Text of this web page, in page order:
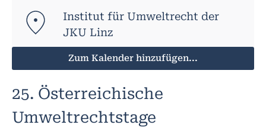
Institut für Umweltrecht der
JKU Linz
Zum Kalender hinzufügen...
25. Österreichische
Umweltrechtstage